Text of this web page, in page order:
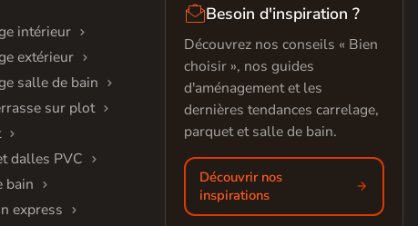
intérieur
extérieur
salle de bain
sur plot
dalles PVC
bain
express
Besoin d'inspiration ?
Découvrez nos conseils « Bien
choisir », nos guides
d'aménagement et les
dernières tendances carrelage,
parquet et salle de bain.
Découvrir nos
inspirations